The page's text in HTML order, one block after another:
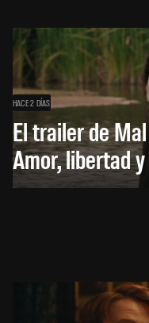
HACE 2 DÍAS
El trailer de
Amor, libertad